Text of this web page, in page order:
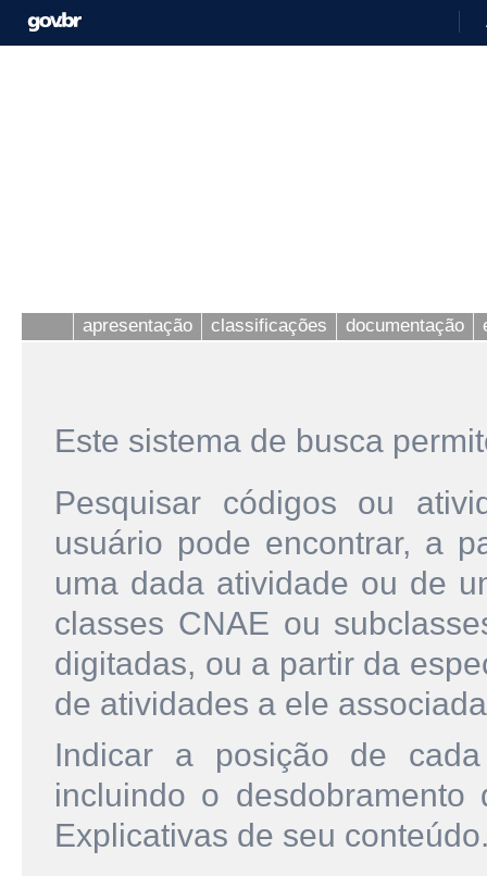
apresentação classificações documentação
Este sistema de busca
Pesquisar códigos ou
usuário pode encontrar, a
uma dada atividade ou de
classes CNAE ou
digitadas, ou a partir da
de atividades a ele
Indicar a posição de
incluindo o
Explicativas de seu